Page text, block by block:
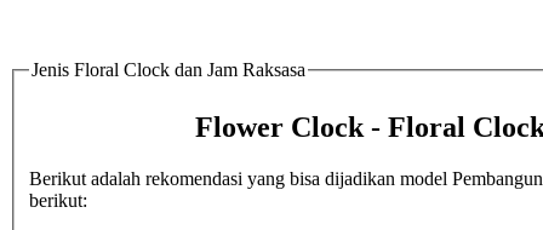
Jenis Floral Clock dan Jam Raksasa
Flower Clock - Floral
Berikut adalah rekomendasi yang bisa dijadikan model
berikut: